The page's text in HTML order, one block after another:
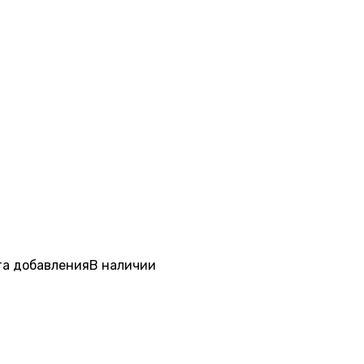
добавленияВ наличии